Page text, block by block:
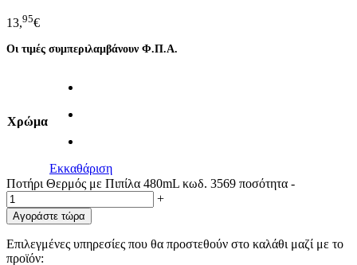
13,95€
Οι τιμές συμπεριλαμβάνουν Φ.Π.Α.
Χρώμα
Εκκαθάριση
Ποτήρι Θερμός με Πιπίλα 480mL κωδ. 3569 ποσότητα -
+
Αγοράστε τώρα
Επιλεγμένες υπηρεσίες που θα προστεθούν στο καλάθι μαζί με το
προϊόν: